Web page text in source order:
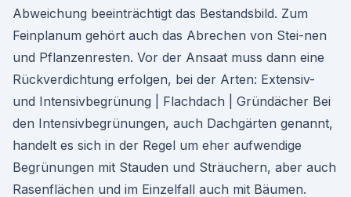
Abweichung beeinträchtigt das Bestandsbild. Zum
Feinplanum gehört auch das Abrechen von Stei-nen
und Pflanzenresten. Vor der Ansaat muss dann eine
Rückverdichtung erfolgen, bei der Arten: Extensiv-
und Intensivbegrünung | Flachdach | Gründächer Bei
den Intensivbegrünungen, auch Dachgärten genannt,
handelt es sich in der Regel um eher aufwendige
Begrünungen mit Stauden und Sträuchern, aber auch
Rasenflächen und im Einzelfall auch mit Bäumen.